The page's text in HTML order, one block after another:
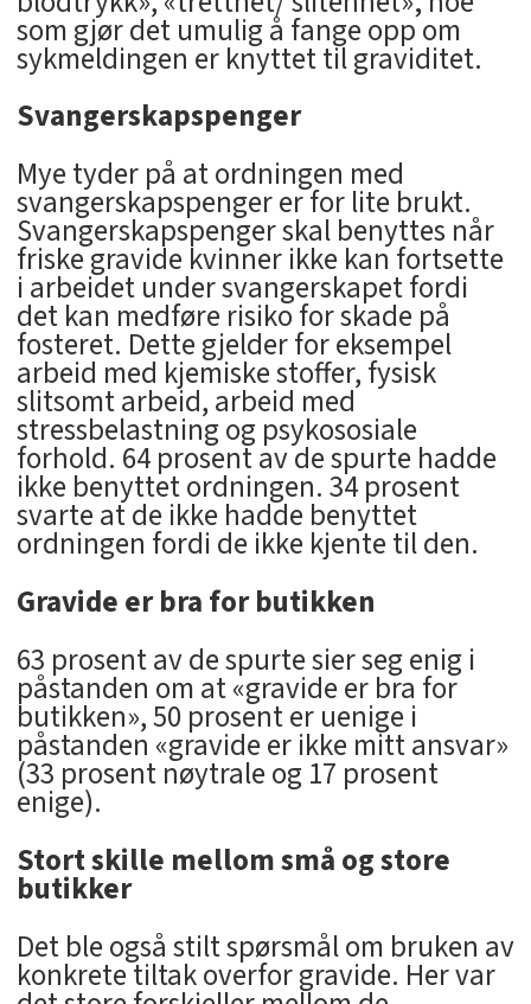
som gjør det umulig å fange opp om
sykmeldingen er knyttet til graviditet.
Svangerskapspenger
Mye tyder på at ordningen med
svangerskapspenger er for lite brukt.
Svangerskapspenger skal benyttes når
friske gravide kvinner ikke kan fortsette
i arbeidet under svangerskapet fordi
det kan medføre risiko for skade på
fosteret. Dette gjelder for eksempel
arbeid med kjemiske stoffer, fysisk
slitsomt arbeid, arbeid med
stressbelastning og psykososiale
forhold. 64 prosent av de spurte hadde
ikke benyttet ordningen. 34 prosent
svarte at de ikke hadde benyttet
ordningen fordi de ikke kjente til den.
Gravide er bra for butikken
63 prosent av de spurte sier seg enig i
påstanden om at «gravide er bra for
butikken», 50 prosent er uenige i
påstanden «gravide er ikke mitt ansvar»
(33 prosent nøytrale og 17 prosent
enige).
Stort skille mellom små og store
butikker
Det ble også stilt spørsmål om bruken av
konkrete tiltak overfor gravide. Her var